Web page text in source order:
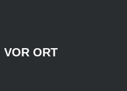
VOR ORT